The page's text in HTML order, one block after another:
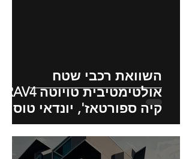
השוואת רכבי שטח
קיה ספורטאז', יונדאי טוסון:
תכונות, ביצועים והשפעה
סביבתית